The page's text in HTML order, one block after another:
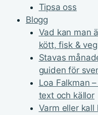
Tipsa oss
Blogg
Vad kan man
kött, fisk & veg
Stavas
guiden för
Loa Falkman
text och källor
Varm eller